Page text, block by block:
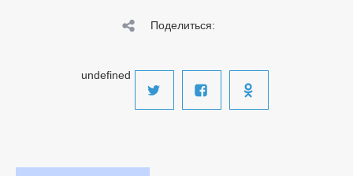
Поделиться:
undefined